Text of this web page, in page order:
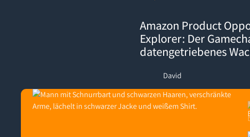
Amazon Product
Explorer: Der
datengetriebenes
David